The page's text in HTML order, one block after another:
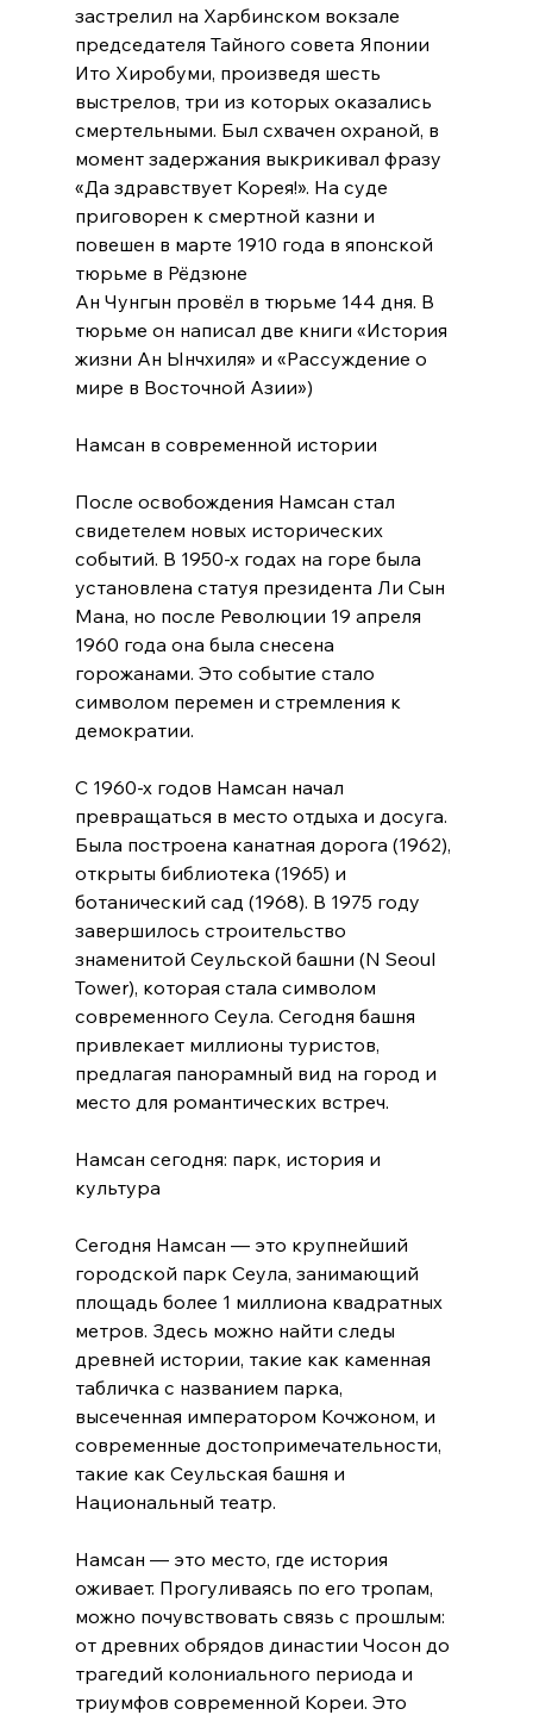
застрелил на Харбинском вокзале
председателя Тайного совета Японии
Ито Хиробуми, произведя шесть
выстрелов, три из которых оказались
смертельными. Был схвачен охраной, в
момент задержания выкрикивал фразу
«Да здравствует Корея!». На суде
приговорен к смертной казни и
повешен в марте 1910 года в японской
тюрьме в Рёдзюне
Ан Чунгын провёл в тюрьме 144 дня. В
тюрьме он написал две книги «История
жизни Ан Ынчхиля» и «Рассуждение о
мире в Восточной Азии»)
Намсан в современной истории
После освобождения Намсан стал
свидетелем новых исторических
событий. В 1950-х годах на горе была
установлена статуя президента Ли Сын
Мана, но после Революции 19 апреля
1960 года она была снесена
горожанами. Это событие стало
символом перемен и стремления к
демократии.
С 1960-х годов Намсан начал
превращаться в место отдыха и досуга.
Была построена канатная дорога (1962),
открыты библиотека (1965) и
ботанический сад (1968). В 1975 году
завершилось строительство
знаменитой Сеульской башни (N Seoul
Tower), которая стала символом
современного Сеула. Сегодня башня
привлекает миллионы туристов,
предлагая панорамный вид на город и
место для романтических встреч.
Намсан сегодня: парк, история и
культура
Сегодня Намсан — это крупнейший
городской парк Сеула, занимающий
площадь более 1 миллиона квадратных
метров. Здесь можно найти следы
древней истории, такие как каменная
табличка с названием парка,
высеченная императором Кочжоном, и
современные достопримечательности,
такие как Сеульская башня и
Национальный театр.
Намсан — это место, где история
оживает. Прогуливаясь по его тропам,
можно почувствовать связь с прошлым:
от древних обрядов династии Чосон до
трагедий колониального периода и
триумфов современной Кореи. Это